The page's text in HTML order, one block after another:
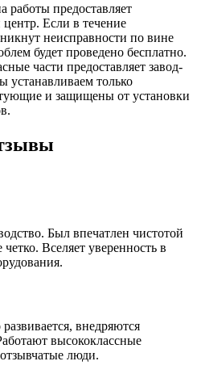
работы предоставляет
Если в течение
неисправности по вине
будет проведено бесплатно.
части предоставляет завод-
устанавливаем только
и защищены от установки
Был впечатлен чистотой
Вселяет уверенность в
внедряются
высококлассные
люди.